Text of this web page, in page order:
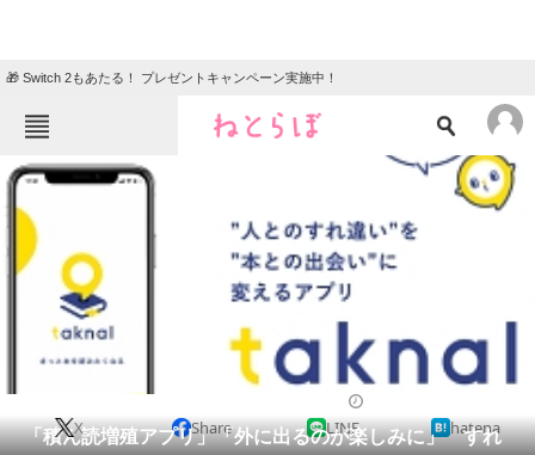
🎁 Switch 2もあたる！ プレゼントキャンペーン実施中！
ねとらぼメニュー
エンタメ クイズ
地域
住まい 教育・育児
リサーチ
会員記事
「積ん読増殖アプリ」「外に出るのが楽しみに」 すれ
X Share LINE hatena